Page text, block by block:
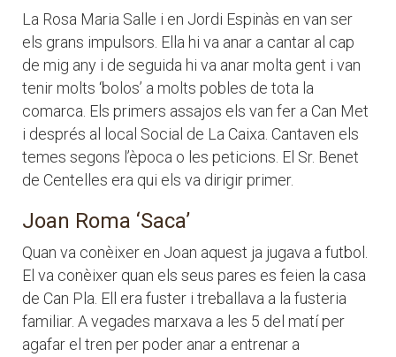
La Rosa Maria Salle i en Jordi Espinàs en van ser
els grans impulsors. Ella hi va anar a cantar al cap
de mig any i de seguida hi va anar molta gent i van
tenir molts ‘bolos’ a molts pobles de tota la
comarca. Els primers assajos els van fer a Can Met
i després al local Social de La Caixa. Cantaven els
temes segons l’època o les peticions. El Sr. Benet
de Centelles era qui els va dirigir primer.
Joan Roma ‘Saca’
Quan va conèixer en Joan aquest ja jugava a futbol.
El va conèixer quan els seus pares es feien la casa
de Can Pla. Ell era fuster i treballava a la fusteria
familiar. A vegades marxava a les 5 del matí per
agafar el tren per poder anar a entrenar a